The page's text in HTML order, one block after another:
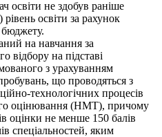
освіти не здобув раніше
освіти за рахунок
на навчання за
відбору на підставі
з урахуванням
що проводяться з
технологічних процесів
оцінювання (НМТ), причому
оцінки не менше 150 балів
спеціальностей, яким